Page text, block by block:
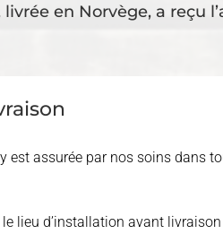
livrée en Norvège, a reçu
est assurée par nos soins dans
lieu d’installation avant